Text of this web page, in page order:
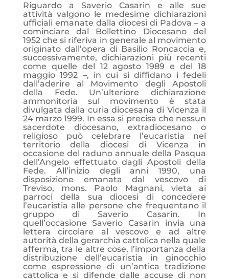
Riguardo a Saverio Casarin e alle sue
attività valgono le medesime dichiarazioni
ufficiali emanate dalla diocesi di Padova – a
cominciare dal Bollettino Diocesano del
1952 che si riferiva in generale al movimento
originato dall’opera di Basilio Roncaccia e,
successivamente, dichiarazioni più recenti
come quelle del 12 agosto 1989 e del 18
maggio 1992 –, in cui si diffidano i fedeli
dall’aderire al Movimento degli Apostoli
della Fede. Un’ulteriore dichiarazione
ammonitoria sul movimento è stata
divulgata dalla curia diocesana di Vicenza il
24 marzo 1999. In essa si precisa che nessun
sacerdote diocesano, extradiocesano o
religioso può celebrare l’eucaristia nel
territorio della diocesi di Vicenza in
occasione del raduno annuale della Pasqua
dell’Angelo effettuato dagli Apostoli della
Fede. All’inizio degli anni 1990, una
disposizione emanata dal vescovo di
Treviso, mons. Paolo Magnani, vieta ai
parroci della sua diocesi di concedere
l’eucaristia alle persone che frequentano il
gruppo di Saverio Casarin. In
quell’occasione Saverio Casarin invia una
lettera circolare al vescovo e ad altre
autorità della gerarchia cattolica nella quale
afferma, tra le altre cose, l’importanza della
distribuzione dell’eucaristia in ginocchio
come espressione di un’antica tradizione
cattolica e si difende dalle accuse di non